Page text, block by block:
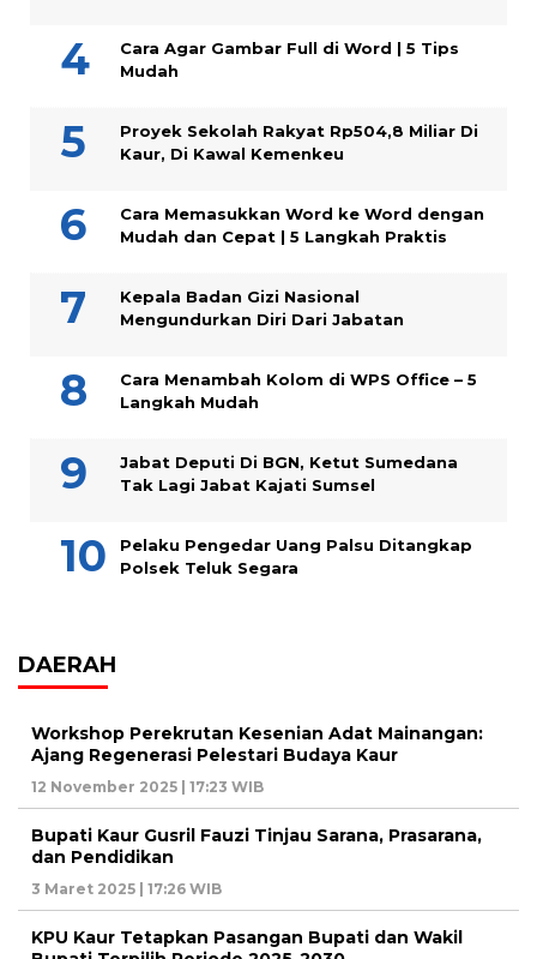
Cara Agar Gambar Full di Word | 5 Tips
Mudah
Proyek Sekolah Rakyat Rp504,8 Miliar Di
Kaur, Di Kawal Kemenkeu
Cara Memasukkan Word ke Word dengan
Mudah dan Cepat | 5 Langkah Praktis
Kepala Badan Gizi Nasional
Mengundurkan Diri Dari Jabatan
Cara Menambah Kolom di WPS Office – 5
Langkah Mudah
Jabat Deputi Di BGN, Ketut Sumedana
Tak Lagi Jabat Kajati Sumsel
Pelaku Pengedar Uang Palsu Ditangkap
Polsek Teluk Segara
DAERAH
Workshop Perekrutan Kesenian Adat Mainangan:
Ajang Regenerasi Pelestari Budaya Kaur
12 November 2025 | 17:23 WIB
Bupati Kaur Gusril Fauzi Tinjau Sarana, Prasarana,
dan Pendidikan
3 Maret 2025 | 17:26 WIB
KPU Kaur Tetapkan Pasangan Bupati dan Wakil